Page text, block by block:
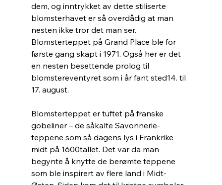
dem, og inntrykket av dette stiliserte
blomsterhavet er så overdådig at man
nesten ikke tror det man ser.
Blomsterteppet på Grand Place ble for
første gang skapt i 1971. Også her er det
en nesten besettende prolog til
blomstereventyret som i år fant sted14. til
17. august.
Blomsterteppet er tuftet på franske
gobeliner – de såkalte Savonnerie-
teppene som så dagens lys i Frankrike
midt på 1600tallet. Det var da man
begynte å knytte de berømte teppene
som ble inspirert av flere land i Midt-